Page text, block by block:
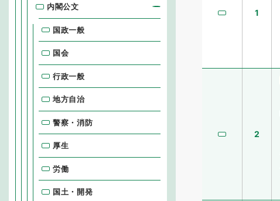
1
2
内閣公文
国政一般
国会
行政一般
地方自治
警察・消防
厚生
労働
国土・開発